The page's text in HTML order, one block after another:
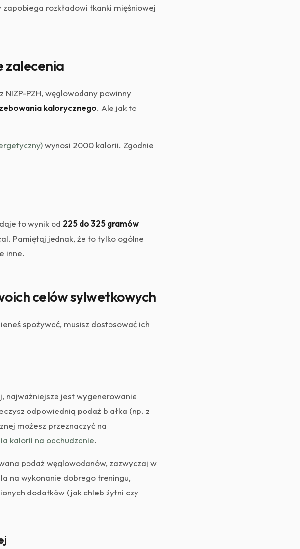
rozkładowi tkanki mięśniowej
zalecenia
PZH, węglowodany powinny
kalorycznego. Ale jak to
wynosi 2000 kalorii. Zgodnie
to wynik od 225 do 325 gramów
Pamiętaj jednak, że to tylko ogólne
inne.
celów sylwetkowych
spożywać, musisz dostosować ich
najważniejsze jest wygenerowanie
odpowiednią podaż białka (np. z
możesz przeznaczyć na
kalorii na odchudzanie.
podaż węglowodanów, zazwyczaj w
na wykonanie dobrego treningu,
dodatków (jak chleb żytni czy